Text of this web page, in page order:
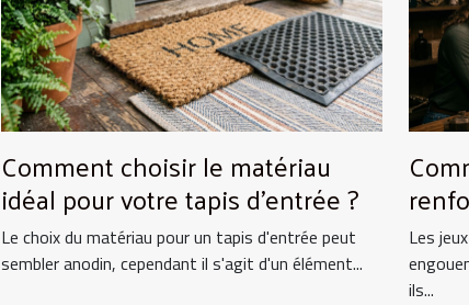
Comment choisir le matériau
idéal pour votre tapis d'entrée ?
Le choix du matériau pour un tapis d'entrée peut
sembler anodin, cependant il s'agit d'un élément...
Les
ils...